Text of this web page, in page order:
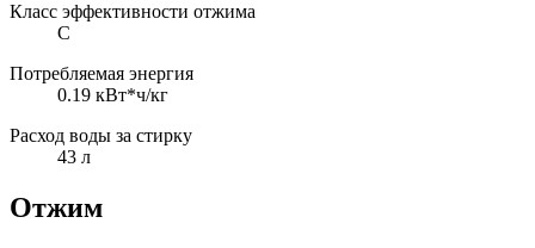
Класс эффективности отжима
C
Потребляемая энергия
0.19 кВт*ч/кг
Расход воды за стирку
43 л
Отжим